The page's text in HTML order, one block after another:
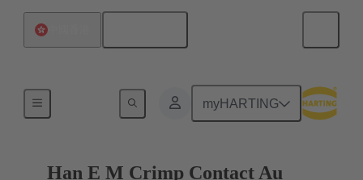
myHARTING
Han E M Crimp Contact Au